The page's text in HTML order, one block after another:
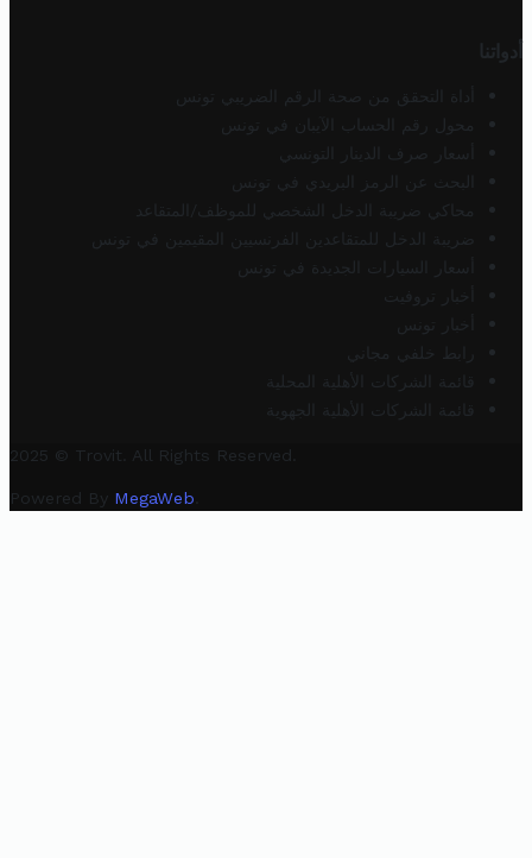
أدواتنا
أداة التحقق من صحة الرقم الضريبي تونس
محول رقم الحساب الآيبان في تونس
أسعار صرف الدينار التونسي
البحث عن الرمز البريدي في تونس
محاكي ضريبة الدخل الشخصي للموظف/المتقاعد
ضريبة الدخل للمتقاعدين الفرنسيين المقيمين في تونس
أسعار السيارات الجديدة في تونس
أخبار تروفيت
أخبار تونس
رابط خلفي مجاني
قائمة الشركات الأهلية المحلية
قائمة الشركات الأهلية الجهوية
2025 © Trovit. All Rights Reserved.
Powered By MegaWeb